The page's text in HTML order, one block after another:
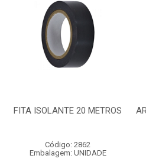
FITA ISOLANTE 20 METROS
Código: 2862
Embalagem: UNIDADE